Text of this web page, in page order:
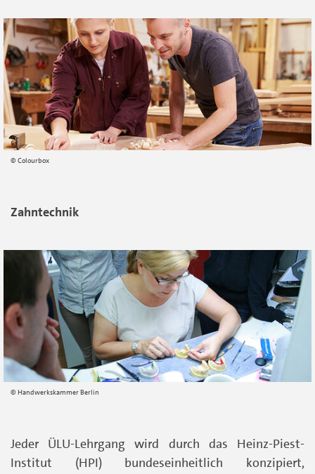
Colourbox
Zahntechnik
Handwerkskammer Berlin
Jeder ÜLU-Lehrgang wird durch das Heinz-Piest-
Institut (HPI) bundeseinheitlich konzipiert,